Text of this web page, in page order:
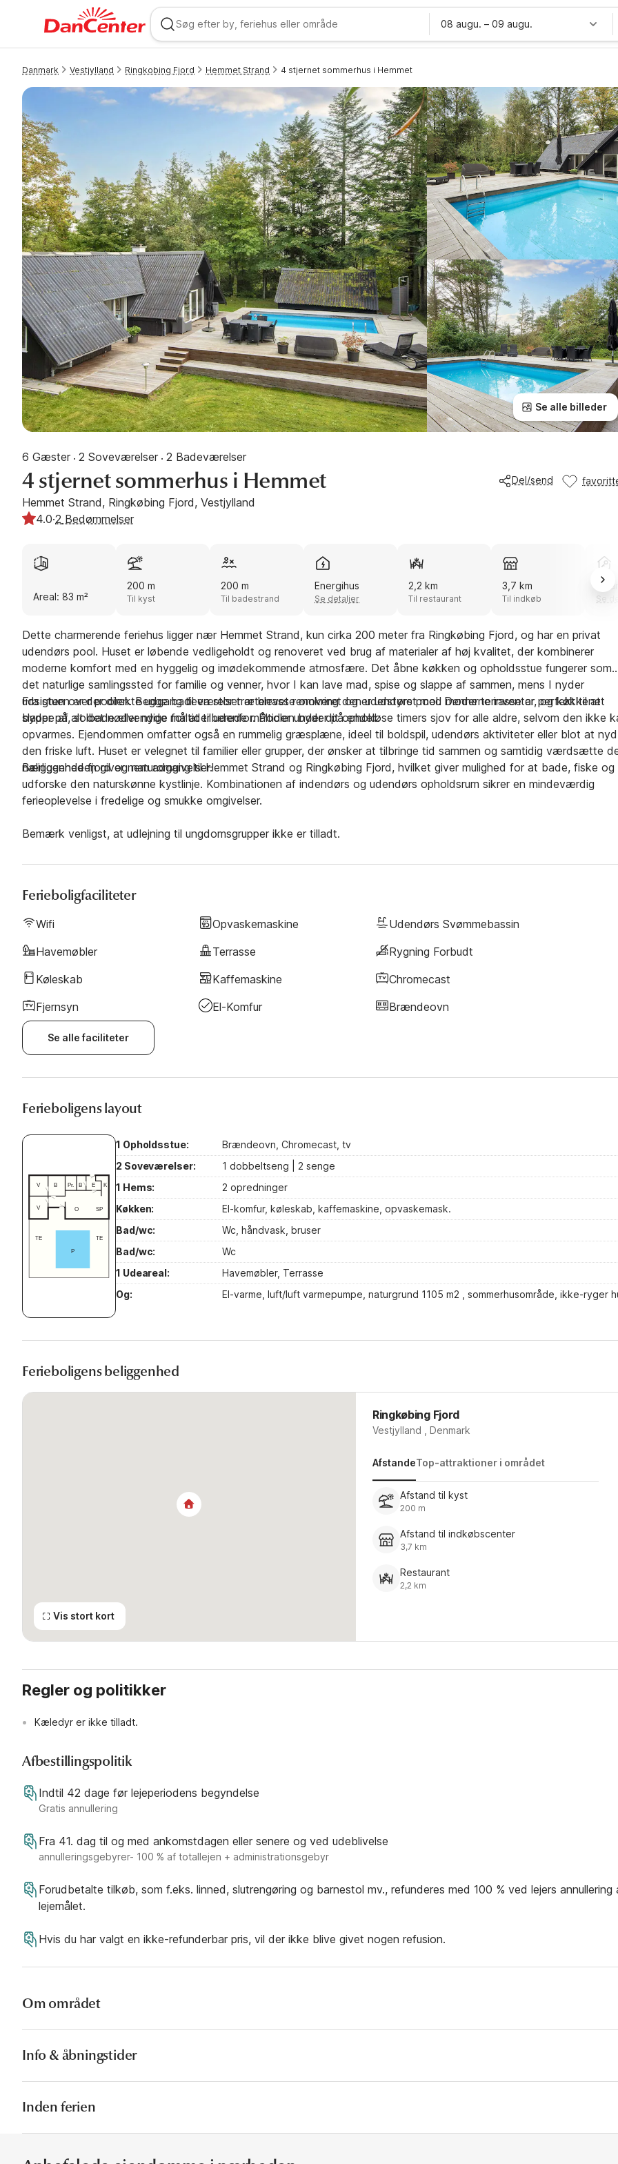
WIZARD MEMBER
08 augu. – 09 augu.
Danmark Vestjylland Ringkobing Fjord Hemmet Strand 4 stjernet sommerhus i Hemmet
Se alle billeder
6 Gæster · 2 Soveværelser · 2 Badeværelser
4 stjernet sommerhus i Hemmet
Hemmet Strand, Ringkøbing Fjord, Vestjylland
Del/send
4.0·2 Bedømmelser
Areal: 83 m²
200 m
Til kyst
200 m
Til badestrand
Energihus
Se detaljer
2,2 km
Til restaurant
3,7 km
Til indkøb Se
Dette charmerende feriehus ligger nær Hemmet Strand, kun cirka 200 meter fra Ringkøbing Fjord, og har en privat
udendørs pool. Huset er løbende vedligeholdt og renoveret ved brug af materialer af høj kvalitet, der kombinerer
moderne komfort med en hyggelig og imødekommende atmosfære. Det åbne køkken og opholdsstue fungerer som
det naturlige samlingssted for familie og venner, hvor I kan lave mad, spise og slappe af sammen, mens I nyder
udsigten over poolen. Begge badeværelser er blevet renoveret og er udstyret med moderne inventar, og køkkenet
byder på alt det nødvendige for at tilberede måltider under dit ophold.
Fra stuen er der direkte udgang til en stor træterrasse omkring den udendørs pool. Denne terrasse er perfekt til at
slappe af, solbade eller nyde måltider udenfor. Poolen byder på endeløse timers sjov for alle aldre, selvom den ikke
opvarmes. Ejendommen omfatter også en rummelig græsplæne, ideel til boldspil, udendørs aktiviteter eller blot at
den friske luft. Huset er velegnet til familier eller grupper, der ønsker at tilbringe tid sammen og samtidig værdsætte
nærliggende fjord og naturomgivelser.
Beliggenheden giver nem adgang til Hemmet Strand og Ringkøbing Fjord, hvilket giver mulighed for at bade, fiske og
udforske den naturskønne kystlinje. Kombinationen af indendørs og udendørs opholdsrum sikrer en mindeværdig
ferieoplevelse i fredelige og smukke omgivelser.
Bemærk venligst, at udlejning til ungdomsgrupper ikke er tilladt.
Ferieboligfaciliteter
Wifi Opvaskemaskine
Udendørs Svømmebassin
Havemøbler
Terrasse
Rygning Forbudt
Køleskab
Kaffemaskine
Chromecast
Fjernsyn
El-Komfur Brændeovn
Se alle faciliteter
Ferieboligens layout
1 Opholdsstue:
Brændeovn, Chromecast, tv
2 Soveværelser:
1 dobbeltseng | 2 senge
1 Hems:
2 opredninger
Køkken:
El-komfur, køleskab, kaffemaskine, opvaskemask.
Bad/wc:
Wc, håndvask, bruser
Bad/wc:
Wc
1 Udeareal:
Havemøbler, Terrasse
Og:
El-varme, luft/luft varmepumpe, naturgrund 1105 m2 , sommerhusområde, ikke-ryger
Ferieboligens beliggenhed
Vis stort kort
Ringkøbing Fjord
Vestjylland , Denmark
AfstandeTop-attraktioner i området
Afstand til kyst
200 m
Afstand til indkøbscenter
3,7 km
Restaurant
2,2 km
Regler og politikker
Kæledyr er ikke tilladt.
Afbestillingspolitik
Indtil 42 dage før lejeperiodens begyndelse
Gratis annullering
Fra 41. dag til og med ankomstdagen eller senere og ved udeblivelse
annulleringsgebyrer- 100 % af totallejen + administrationsgebyr
Forudbetalte tilkøb, som f.eks. linned, slutrengøring og barnestol mv., refunderes med 100 % ved lejers annullering
lejemålet.
Hvis du har valgt en ikke-refunderbar pris, vil der ikke blive givet nogen refusion.
Om området
Holmsland Klit
Info & åbningstider
Adresse
Kirkehøjvej 34
bork@dancenter.com
Denmark
Inden ferien